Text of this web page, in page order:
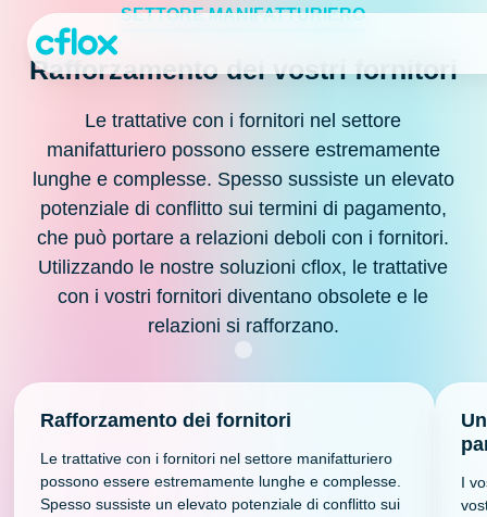
contenuto
SETTORE MANIFATTURIERO
Rafforzamento dei vostri fornitori
Le trattative con i fornitori nel settore
manifatturiero possono essere estremamente
lunghe e complesse. Spesso sussiste un elevato
potenziale di conflitto sui termini di pagamento,
che può portare a relazioni deboli con i fornitori.
Utilizzando le nostre soluzioni cflox, le trattative
con i vostri fornitori diventano obsolete e le
relazioni si rafforzano.
Rafforzamento dei fornitori
Le trattative con i fornitori nel settore manifatturiero
possono essere estremamente lunghe e complesse.
Spesso sussiste un elevato potenziale di conflitto sui
I